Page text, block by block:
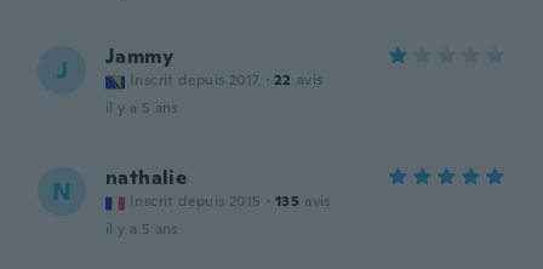
J Jammy
Inscrit depuis 2017 · 22 avis
il y a 5 ans
N nathalie
Inscrit depuis 2015 · 135 avis
il y a 5 ans